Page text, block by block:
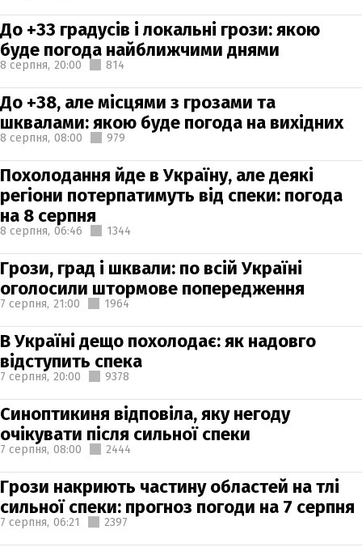
До +33 градусів і локальні грози: якою
буде погода найближчими днями
8 серпня, 20:00 814
До +38, але місцями з грозами та
шквалами: якою буде погода на вихідних
8 серпня, 08:00 979
Похолодання йде в Україну, але деякі
регіони потерпатимуть від спеки: погода
на 8 серпня
8 серпня, 06:46 1344
Грози, град і шквали: по всій Україні
оголосили штормове попередження
7 серпня, 21:00 1964
В Україні дещо похолодає: як надовго
відступить спека
7 серпня, 20:00 9378
Синоптикиня відповіла, яку негоду
очікувати після сильної спеки
7 серпня, 08:00 2444
Грози накриють частину областей на тлі
сильної спеки: прогноз погоди на 7 серпня
7 серпня, 06:21 2397